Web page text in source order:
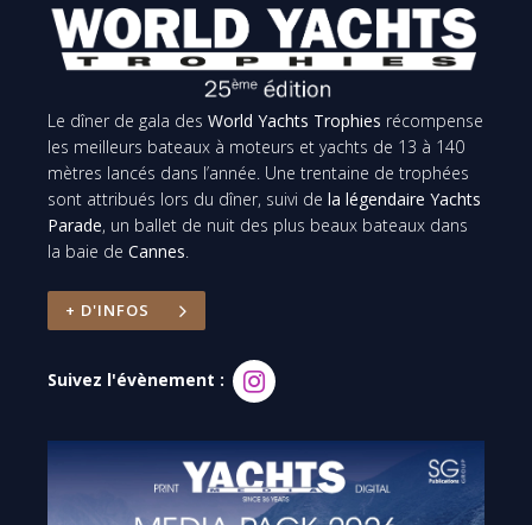
Le dîner de gala des World Yachts Trophies récompense
les meilleurs bateaux à moteurs et yachts de 13 à 140
mètres lancés dans l’année. Une trentaine de trophées
sont attribués lors du dîner, suivi de la légendaire Yachts
Parade, un ballet de nuit des plus beaux bateaux dans
la baie de Cannes.
+ D'INFOS
Suivez l'évènement :